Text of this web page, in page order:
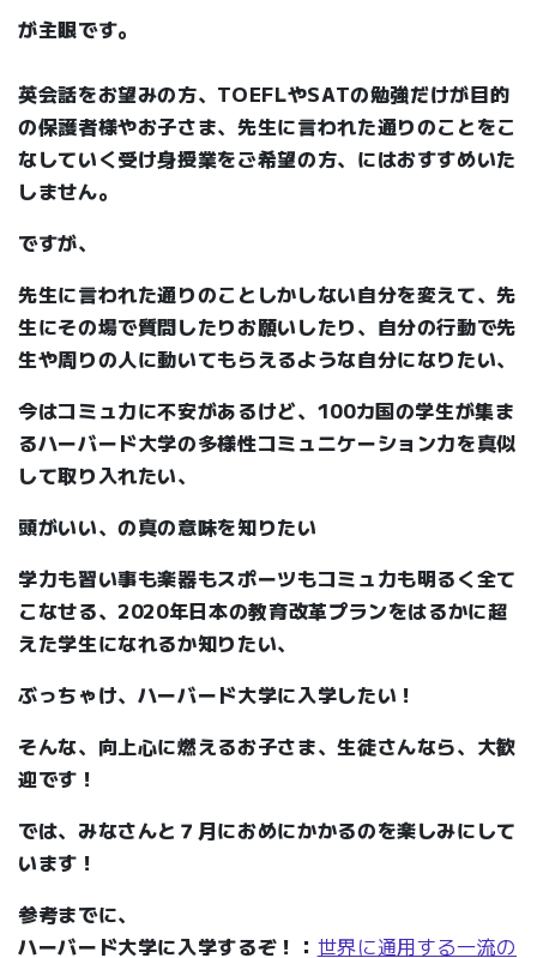
が主眼です。
英会話をお望みの方、TOEFLやSATの勉強だけが目的
の保護者様やお子さま、先生に言われた通りのことをこ
なしていく受け身授業をご希望の方、にはおすすめいた
しません。
ですが、
先生に言われた通りのことしかしない自分を変えて、先
生にその場で質問したりお願いしたり、自分の行動で先
生や周りの人に動いてもらえるような自分になりたい、
今はコミュ力に不安があるけど、100カ国の学生が集ま
るハーバード大学の多様性コミュニケーション力を真似
して取り入れたい、
頭がいい、の真の意味を知りたい
学力も習い事も楽器もスポーツもコミュ力も明るく全て
こなせる、2020年日本の教育改革プランをはるかに超
えた学生になれるか知りたい、
ぶっちゃけ、ハーバード大学に入学したい！
そんな、向上心に燃えるお子さま、生徒さんなら、大歓
迎です！
では、みなさんと７月におめにかかるのを楽しみにして
います！
参考までに、
ハーバード大学に入学するぞ！： 世界に通用する一流の